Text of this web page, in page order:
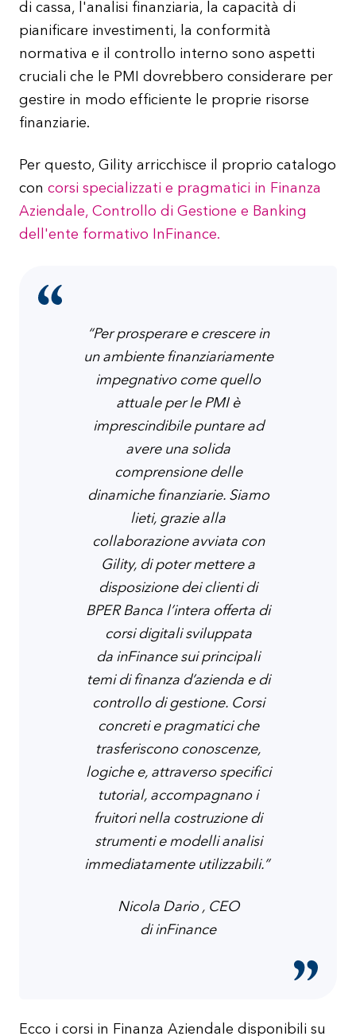
di cassa, l'analisi finanziaria, la capacità di
pianificare investimenti, la conformità
normativa e il controllo interno sono aspetti
cruciali che le PMI dovrebbero considerare per
gestire in modo efficiente le proprie risorse
finanziarie.
Per questo, Gility arricchisce il proprio catalogo
con corsi specializzati e pragmatici in Finanza
Aziendale, Controllo di Gestione e Banking
dell'ente formativo InFinance.
“Per prosperare e crescere in
un ambiente finanziariamente
impegnativo come quello
attuale per le PMI è
imprescindibile puntare ad
avere una solida
comprensione delle
dinamiche finanziarie. Siamo
lieti, grazie alla
collaborazione avviata con
Gility, di poter mettere a
disposizione dei clienti di
BPER Banca l’intera offerta di
corsi digitali sviluppata
da inFinance sui principali
temi di finanza d’azienda e di
controllo di gestione. Corsi
concreti e pragmatici che
trasferiscono conoscenze,
logiche e, attraverso specifici
tutorial, accompagnano i
fruitori nella costruzione di
strumenti e modelli analisi
immediatamente utilizzabili.”
Nicola Dario , CEO
di inFinance
Ecco i corsi in Finanza Aziendale disponibili su